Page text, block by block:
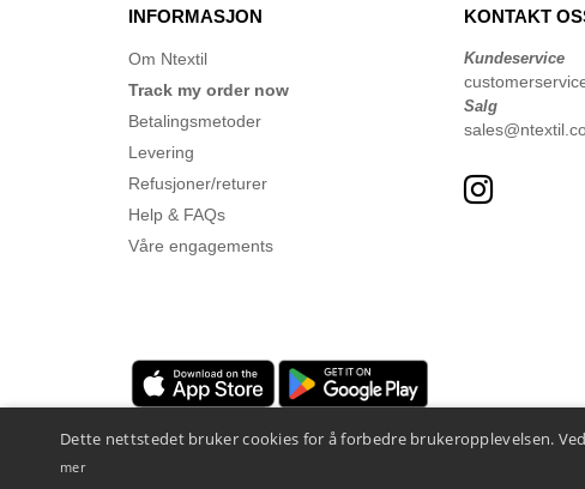
INFORMASJON
Om Ntextil
Track my order now
Betalingsmetoder
Levering
Refusjoner/returer
Help & FAQs
Våre engagements
KONTAKT
Kundeservice
Salg
Dette nettstedet bruker cookies for å forbedre brukeropplevelsen.
mer